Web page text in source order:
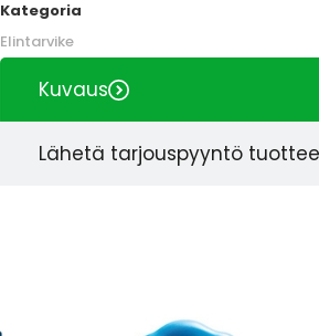
Kategoria
Elintarvike
Kuvaus
Lähetä tarjouspyyntö